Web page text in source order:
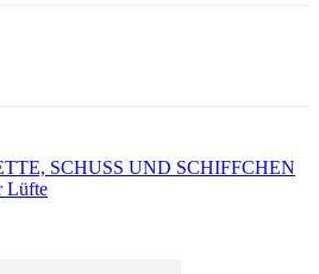
SCHUSS UND SCHIFFCHEN
Lüfte